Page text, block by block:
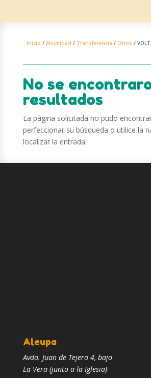
Inicio /Movilidad / Transferencia /Otros /
No se
resultados
La página solicitada no pudo
perfeccionar su búsqueda o utilice la
localizar la entrada.
Aleupa
Avda. Juan de Tejera 4, bajo
La Vera (junto a la Iglesia)